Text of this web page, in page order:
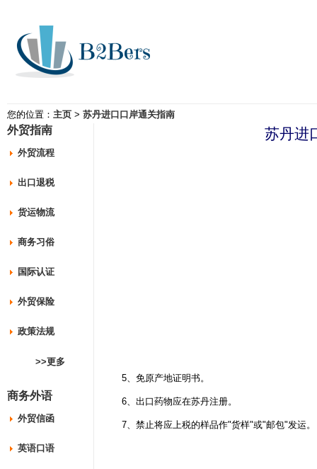
您的位置： 主页 > 苏丹进口口岸通关指南
外贸指南
外贸流程
出口退税
货运物流
商务习俗
国际认证
外贸保险
政策法规
>>更多
商务外语
外贸信函
英语口语
苏丹进
5、免原产地证明书。
6、出口药物应在苏丹注册。
7、禁止将应上税的样品作"货样"或"邮包"发运。